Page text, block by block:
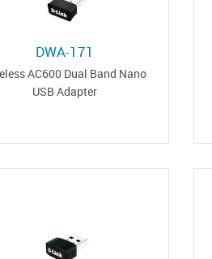
DWA-171
AC600 Dual Band Nano
USB Adapter